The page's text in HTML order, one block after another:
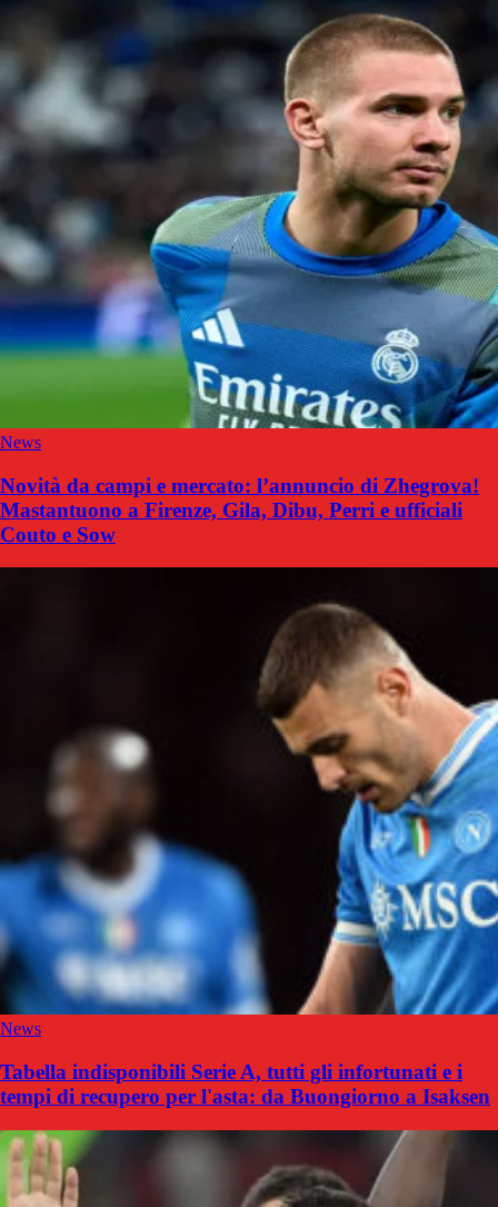
News
Novità da campi e mercato: l’annuncio di Zhegrova!
Mastantuono a Firenze, Gila, Dibu, Perri e ufficiali
Couto e Sow
News
Tabella indisponibili Serie A, tutti gli infortunati e i
tempi di recupero per l'asta: da Buongiorno a Isaksen